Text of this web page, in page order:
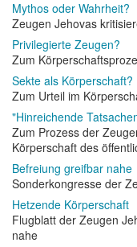
Mythos oder Wahrheit?
Zeugen Jehovas
Privilegierte Zeugen?
Zum
Sekte als Körperschaft?
Zum Urteil im
"Hinreichende
Zum Prozess der
Körperschaft des
Befreiung greifbar nahe
Sonderkongresse der
Hetzende Körperschaft
Flugblatt der Zeugen
nahe